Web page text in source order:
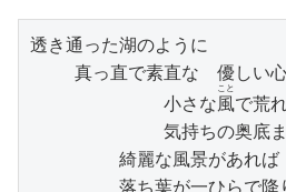
透き通った湖のように
真っ直で素直な　優しい
            小さな
風
こと
で荒
気持ちの奥底ま
綺麗な風景があれば
落ち葉が一ひらで降